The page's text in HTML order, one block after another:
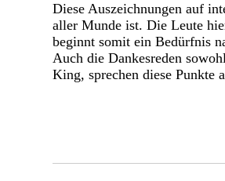
Diese Auszeichnungen auf
aller Munde ist. Die Leute
beginnt somit ein Bedürfnis
Auch die Dankesreden
King, sprechen diese Punkte